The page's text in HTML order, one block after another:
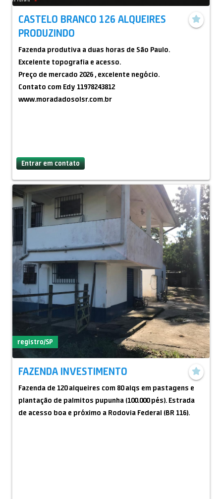
CASTELO BRANCO 126 ALQUEIRES
PRODUZINDO
Fazenda produtiva a duas horas de São Paulo.
Excelente topografia e acesso.
Preço de mercado 2026 , excelente negócio.
Contato com Edy 11978243812
www.moradadosolsr.com.br
Entrar em contato
registro/SP
FAZENDA INVESTIMENTO
Fazenda de 120 alqueires com 80 alqs em pastagens e
plantação de palmitos pupunha (100.000 pés). Estrada
de acesso boa e próximo a Rodovia Federal (BR 116).